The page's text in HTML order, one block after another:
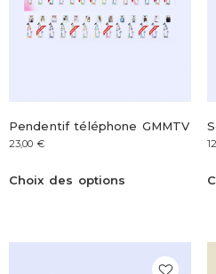
Pendentif téléphone GMMTV
23,00 €
Choix des options